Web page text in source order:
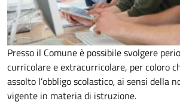
Presso il Comune è possibile svolgere
curricolare e extracurricolare, per coloro
assolto l’obbligo scolastico,ai sensi della
vigente in materia di istruzione.